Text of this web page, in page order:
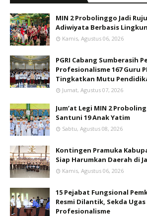
MIN 2 Probolinggo Jadi
Adiwiyata Berbasis
Kamis, Agustus 06, 2026
PGRI Cabang Sumberasih
Profesionalisme 167 Guru
Tingkatkan Mutu
Jumat, Agustus 07, 2026
Jum’at Legi MIN 2
Santuni 19 Anak Yatim
Sabtu, Agustus 08, 2026
Kontingen Pramuka
Siap Harumkan Daerah di
Kamis, Agustus 06, 2026
15 Pejabat Fungsional
Resmi Dilantik, Sekda
Profesionalisme